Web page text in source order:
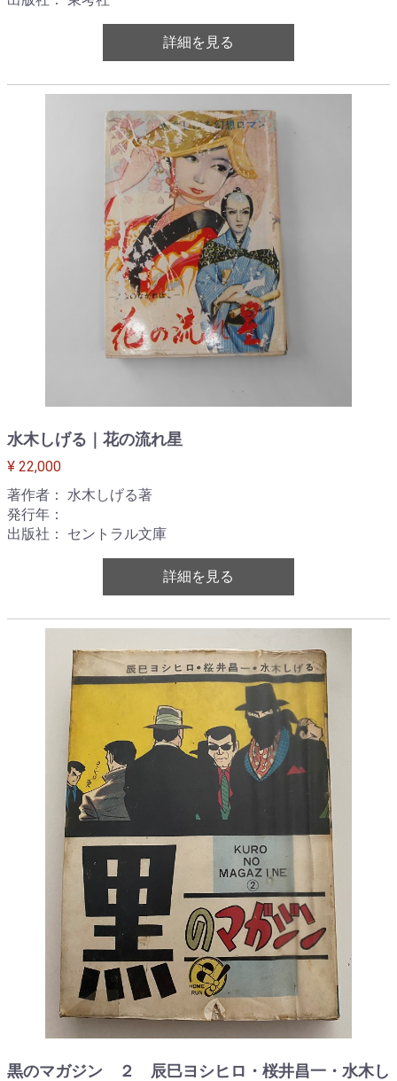
詳細を見る
水木しげる｜花の流れ星
¥ 22,000
著作者： 水木しげる著
発行年：
出版社： セントラル文庫
詳細を見る
黒のマガジン ２ 辰巳ヨシヒロ・桜井昌一・水木し